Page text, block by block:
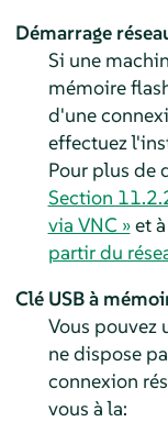
Démarrage
Si une
mémoire
d'une
effectuez
Pour plus de
Section
via VNC »et à
partir du
Clé USB à
Vous pouvez
ne dispose
connexion
vous à la: